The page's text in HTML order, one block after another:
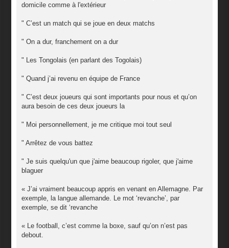
domicile comme à l'extérieur
" C’est un match qui se joue en deux matchs
" On a dur, franchement on a dur
" Les Tongolais (en parlant des Togolais)
" Quand j’ai revenu en équipe de France
" C’est deux joueurs qui sont importants pour nous et qu’on
aura besoin de ces deux joueurs la
" Moi personnellement, je me critique moi tout seul
" Arrêtez de vous battez
" Je suis quelqu'un que j'aime beaucoup rigoler, que j'aime
blaguer
« J’ai vraiment beaucoup appris en venant en Allemagne. Par
exemple, la langue allemande. Le mot ‘revanche’, par
exemple, se dit ‘revanche
« Le football, c’est comme la boxe, sauf qu’on n’est pas
debout.